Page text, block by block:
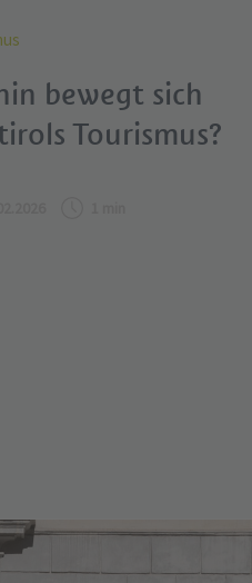
bewegt sich
Tourismus?